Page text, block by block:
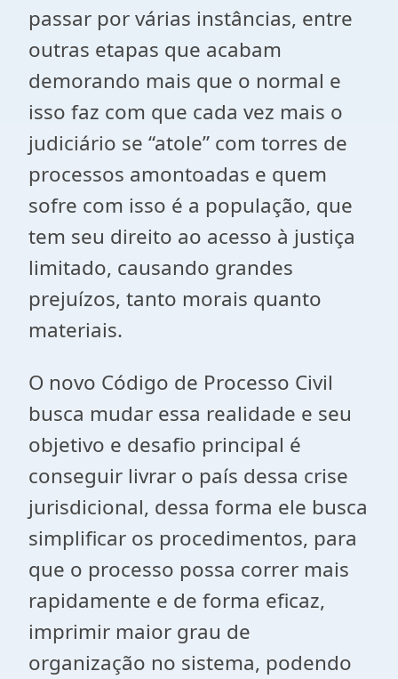
passar por várias instâncias, entre
outras etapas que acabam
demorando mais que o normal e
isso faz com que cada vez mais o
judiciário se “atole” com torres de
processos amontoadas e quem
sofre com isso é a população, que
tem seu direito ao acesso à justiça
limitado, causando grandes
prejuízos, tanto morais quanto
materiais.
O novo Código de Processo Civil
busca mudar essa realidade e seu
objetivo e desafio principal é
conseguir livrar o país dessa crise
jurisdicional, dessa forma ele busca
simplificar os procedimentos, para
que o processo possa correr mais
rapidamente e de forma eficaz,
imprimir maior grau de
organização no sistema, podendo